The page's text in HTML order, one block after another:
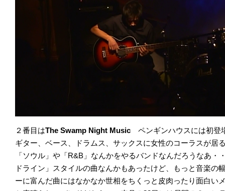
２番目はThe Swamp Night Music ペンギンハウスには初
ギター、ベース、ドラムス、サックスに女性のコーラスが
「ソウル」や「R&B」なんかをやるバンドなんだろうなあ
ドライン」スタイルの曲なんかもあったけど、もっと音楽
ーに富んだ曲にはなかなか世相をちくっと皮肉ったり面白